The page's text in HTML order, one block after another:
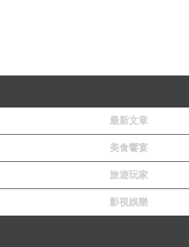
最新文章
美食饗宴
旅遊玩家
影視娛樂